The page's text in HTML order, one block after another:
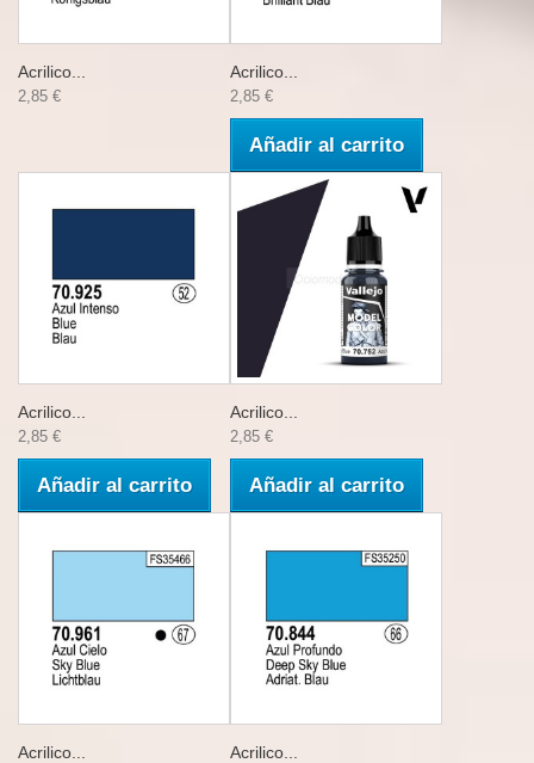
Acrilico...
2,85 €
Acrilico...
2,85 €
Añadir al carrito
Acrilico...
2,85 €
Añadir al carrito
Acrilico...
2,85 €
Añadir al carrito
Acrilico... Acrilico...